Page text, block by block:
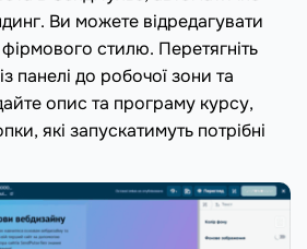
Ви можете відредагувати
стилю. Перетягніть
панелі до робочої зони та
опис та програму курсу,
які запускатимуть потрібні